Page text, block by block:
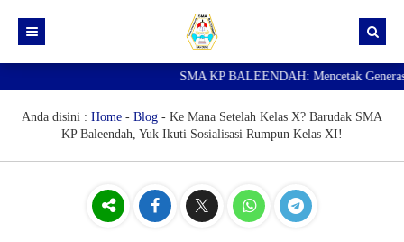
Berita
SMA KP BALEENDAH: Mencetak Generasi
Anda disini : Home - Blog - Ke Mana Setelah Kelas X? Barudak SMA
KP Baleendah, Yuk Ikuti Sosialisasi Rumpun Kelas XI!